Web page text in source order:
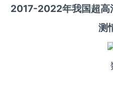
2017-2022年我国超高
测